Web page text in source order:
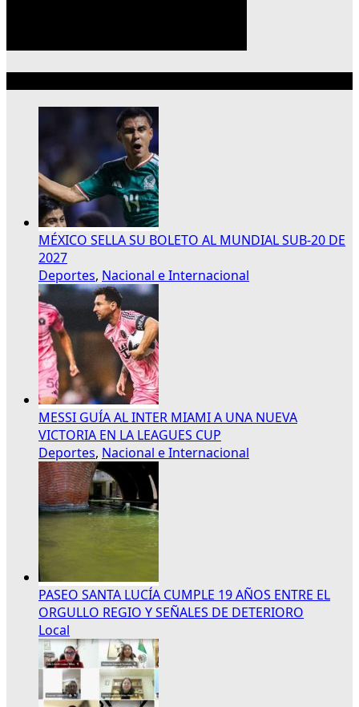
MÉXICO SELLA SU BOLETO AL MUNDIAL SUB-20 DE
2027
Deportes, Nacional e Internacional
MESSI GUÍA AL INTER MIAMI A UNA NUEVA
VICTORIA EN LA LEAGUES CUP
Deportes, Nacional e Internacional
PASEO SANTA LUCÍA CUMPLE 19 AÑOS ENTRE EL
ORGULLO REGIO Y SEÑALES DE DETERIORO
Local